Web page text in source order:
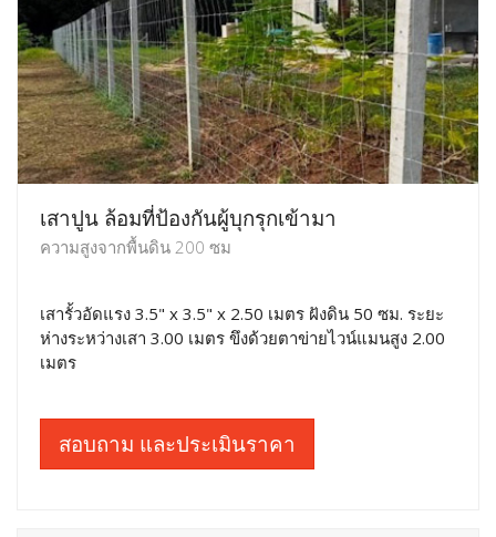
เสาปูน ล้อมที่ป้องกันผู้บุกรุกเข้ามา
ความสูงจากพื้นดิน 200 ซม
เสารั้วอัดแรง 3.5" x 3.5" x 2.50 เมตร ฝังดิน 50 ซม. ระยะ
ห่างระหว่างเสา 3.00 เมตร ขึงด้วยตาข่ายไวน์แมนสูง 2.00
เมตร
สอบถาม และประเมินราคา